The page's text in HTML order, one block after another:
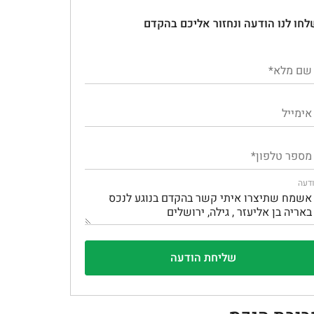
לנו הודעה ונחזור אליכם בהקדם